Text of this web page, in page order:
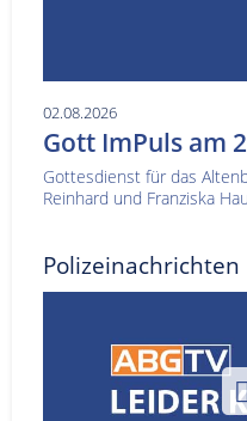
02.08.2026
Gott ImPuls am
Gottesdienst für das
Reinhard und Franziska
Polizeinachrichten